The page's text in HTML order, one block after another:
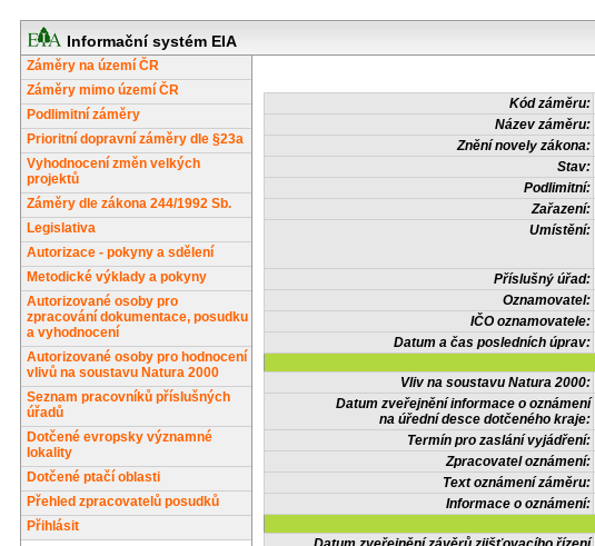
Informační systém EIA
Záměry na území ČR
Záměry mimo území ČR
Podlimitní záměry
Prioritní dopravní záměry dle §23a
Vyhodnocení změn velkých
projektů
Záměry dle zákona 244/1992 Sb.
Legislativa
Autorizace - pokyny a sdělení
Metodické výklady a pokyny
Autorizované osoby pro
zpracování dokumentace, posudku
a vyhodnocení
Autorizované osoby pro hodnocení
vlivů na soustavu Natura 2000
Seznam pracovníků příslušných
úřadů
Dotčené evropsky významné
lokality
Dotčené ptačí oblasti
Přehled zpracovatelů posudků
Přihlásit
Kód záměru:
Název záměru:
Znění novely zákona:
Stav:
Podlimitní:
Zařazení:
Umístění:
Příslušný úřad:
Oznamovatel:
IČO oznamovatele:
Datum a čas posledních úprav:
Vliv na soustavu Natura 2000:
Datum zveřejnění informace o oznámení
na úřední desce dotčeného kraje:
Termín pro zaslání vyjádření:
Zpracovatel oznámení:
Text oznámení záměru:
Informace o oznámení: